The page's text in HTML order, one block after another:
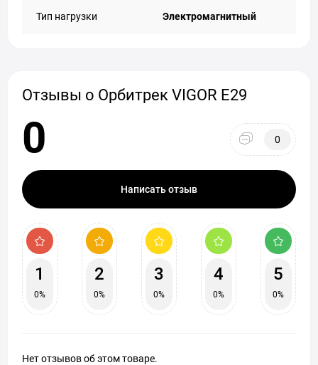
Тип нагрузки Электромагнитный
Отзывы о Орбитрек VIGOR E29
0 0
Написать отзыв
1
0%
2
0%
3
0%
4
0%
5
0%
Нет отзывов об этом товаре.